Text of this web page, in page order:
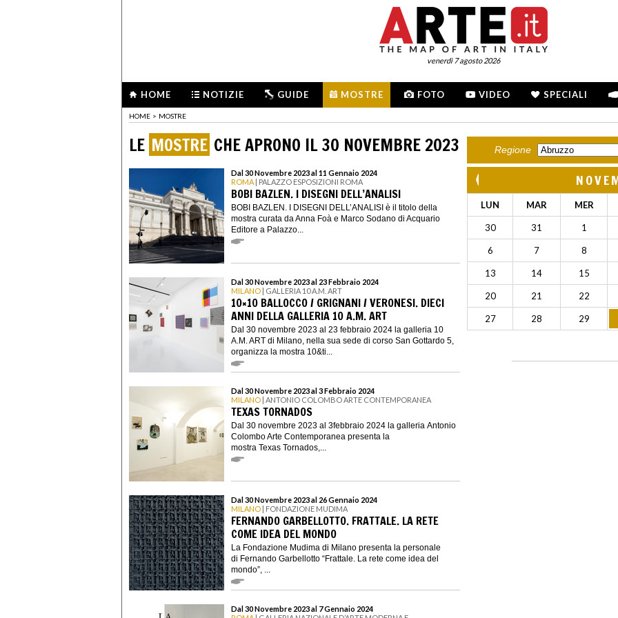
venerdì 7 agosto 2026
HOME NOTIZIE GUIDE MOSTRE FOTO VIDEO SPECIALI
HOME > MOSTRE
LE MOSTRE CHE APRONO IL 30 NOVEMBRE 2023
Dal 30 Novembre 2023 al 11 Gennaio 2024
ROMA | PALAZZO ESPOSIZIONI ROMA
BOBI BAZLEN. I DISEGNI DELL’ANALISI
BOBI BAZLEN. I DISEGNI DELL’ANALISI è il titolo della
mostra curata da Anna Foà e Marco Sodano di Acquario
Editore a Palazzo...
Dal 30 Novembre 2023 al 23 Febbraio 2024
MILANO | GALLERIA 10 A.M. ART
10×10 BALLOCCO / GRIGNANI / VERONESI. DIECI
ANNI DELLA GALLERIA 10 A.M. ART
Dal 30 novembre 2023 al 23 febbraio 2024 la galleria 10
A.M. ART di Milano, nella sua sede di corso San Gottardo 5,
organizza la mostra 10&ti...
Dal 30 Novembre 2023 al 3 Febbraio 2024
MILANO | ANTONIO COLOMBO ARTE CONTEMPORANEA
TEXAS TORNADOS
Dal 30 novembre 2023 al 3febbraio 2024 la galleria Antonio
Colombo Arte Contemporanea presenta la
mostra Texas Tornados,...
Dal 30 Novembre 2023 al 26 Gennaio 2024
MILANO | FONDAZIONE MUDIMA
FERNANDO GARBELLOTTO. FRATTALE. LA RETE
COME IDEA DEL MONDO
La Fondazione Mudima di Milano presenta la personale
di Fernando Garbellotto “Frattale. La rete come idea del
mondo”, ...
Dal 30 Novembre 2023 al 7 Gennaio 2024
Regione
LUN MAR MER
30 31 1
6 7 8
13 14 15
20 21 22
27 28 29